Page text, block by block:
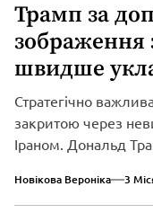
Трамп за
зображення
швидше
Стратегічно
закритою через
Іраном. Дональд
Новікова Вероніка 3